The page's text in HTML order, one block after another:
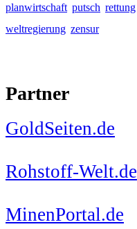
planwirtschaft putsch rettung
weltregierung zensur
Partner
GoldSeiten.de
Rohstoff-Welt.de
MinenPortal.de